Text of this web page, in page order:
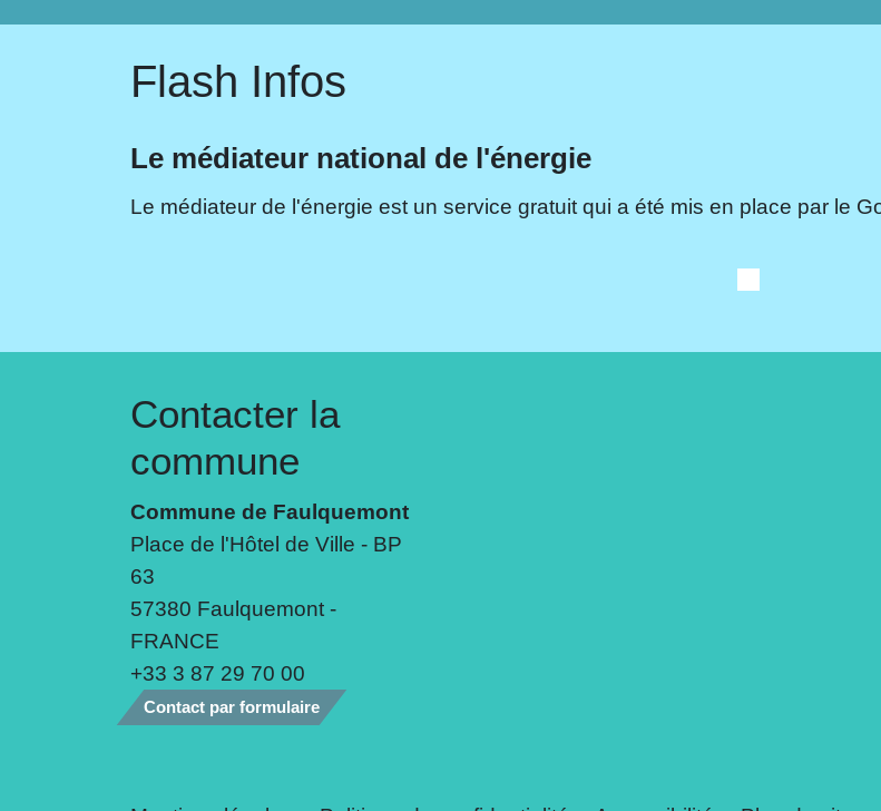
Flash Infos
Le médiateur national de l'énergie
Le médiateur de l'énergie est un service gratuit qui a été mis en place par le
Contacter la
commune
Commune de Faulquemont
Place de l'Hôtel de Ville - BP
63
57380 Faulquemont -
FRANCE
+33 3 87 29 70 00
Contact par formulaire